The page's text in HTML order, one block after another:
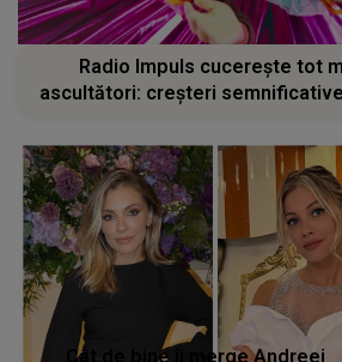
Radio Impuls cucerește tot
ascultători: creșteri
Cât de bine îi merge Andreei